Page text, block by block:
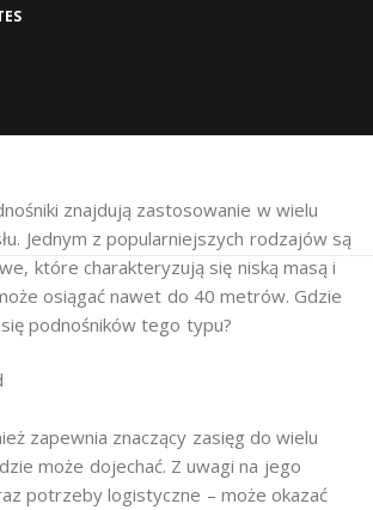
znajdują zastosowanie w wielu
Jednym z popularniejszych rodzajów są
które charakteryzują się niską masą i
osiągać nawet do 40 metrów. Gdzie
podnośników tego typu?
zapewnia znaczący zasięg do wielu
może dojechać. Z uwagi na jego
potrzeby logistyczne – może okazać